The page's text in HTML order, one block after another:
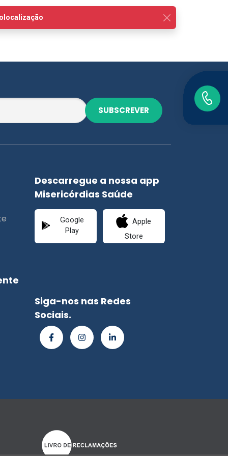
Google
Play
Apple